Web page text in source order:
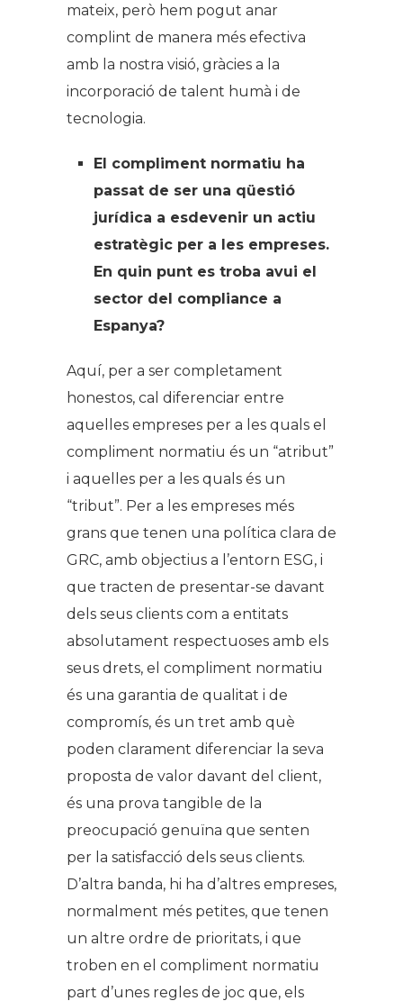
mateix, però hem pogut anar
complint de manera més efectiva
amb la nostra visió, gràcies a la
incorporació de talent humà i de
tecnologia.
El compliment normatiu ha
passat de ser una qüestió
jurídica a esdevenir un actiu
estratègic per a les empreses.
En quin punt es troba avui el
sector del compliance a
Espanya?
Aquí, per a ser completament
honestos, cal diferenciar entre
aquelles empreses per a les quals el
compliment normatiu és un “atribut”
i aquelles per a les quals és un
“tribut”. Per a les empreses més
grans que tenen una política clara de
GRC, amb objectius a l’entorn ESG, i
que tracten de presentar-se davant
dels seus clients com a entitats
absolutament respectuoses amb els
seus drets, el compliment normatiu
és una garantia de qualitat i de
compromís, és un tret amb què
poden clarament diferenciar la seva
proposta de valor davant del client,
és una prova tangible de la
preocupació genuïna que senten
per la satisfacció dels seus clients.
D’altra banda, hi ha d’altres empreses,
normalment més petites, que tenen
un altre ordre de prioritats, i que
troben en el compliment normatiu
part d’unes regles de joc que, els